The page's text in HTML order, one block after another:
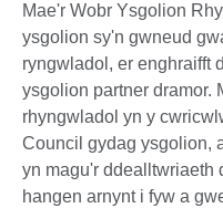
Mae'r Wobr Ysgolion
ysgolion sy'n gwneud
ryngwladol, er enghraifft
ysgolion partner dramor.
rhyngwladol yn y
Council gydag ysgolion,
yn magu'r ddealltwriaeth
hangen arnynt i fyw a